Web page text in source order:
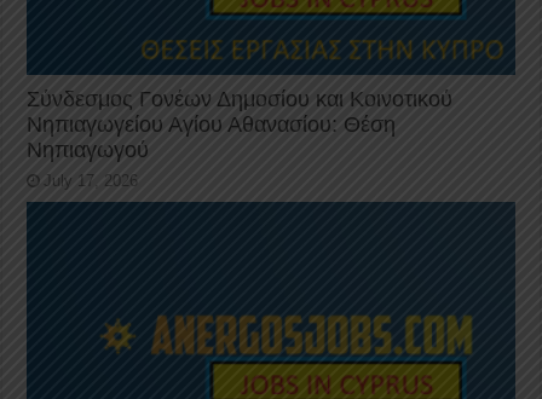
Σύνδεσμος Γονέων Δημοσίου και Κοινοτικού
Νηπιαγωγείου Αγίου Αθανασίου: Θέση
Νηπιαγωγού
July 17, 2026